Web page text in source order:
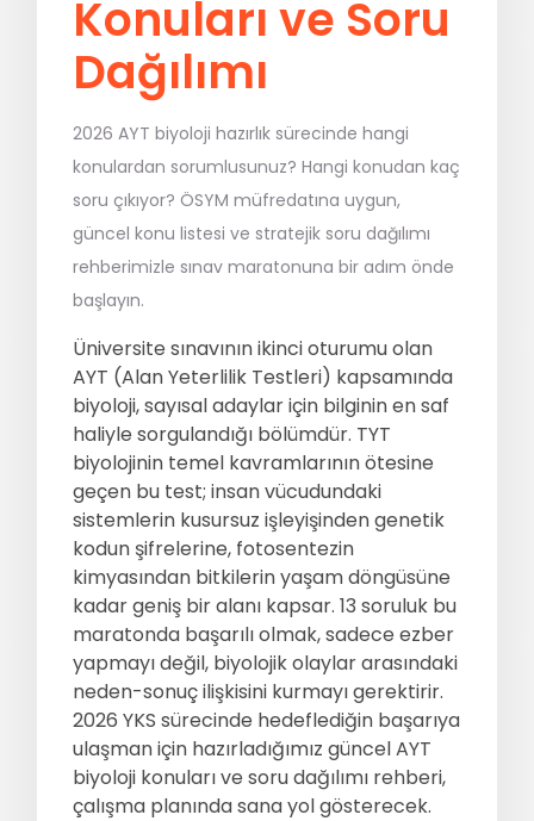
MSÜ
ALES
5. Sınıflar 6. Sınıflar
7. Sınıflar 8. Sınıflar / LGS
9. Sınıflar
11. Sınıflar 12. Sınıflar / YKS
Eğitmen Kadromuz Ücretsiz Kaynaklar
Katılımcı Görüşleri Blog
Sıkça Sorulan Sorular Hakkımızda
İletisim
Konuları ve Soru
Dağılımı
2026 AYT biyoloji hazırlık sürecinde hangi
konulardan sorumlusunuz? Hangi konudan kaç
soru çıkıyor? ÖSYM müfredatına uygun,
güncel konu listesi ve stratejik soru dağılımı
rehberimizle sınav maratonuna bir adım önde
başlayın.
Üniversite sınavının ikinci oturumu olan
AYT (Alan Yeterlilik Testleri) kapsamında
biyoloji, sayısal adaylar için bilginin en saf
haliyle sorgulandığı bölümdür. TYT
biyolojinin temel kavramlarının ötesine
geçen bu test; insan vücudundaki
sistemlerin kusursuz işleyişinden genetik
kodun şifrelerine, fotosentezin
kimyasından bitkilerin yaşam döngüsüne
kadar geniş bir alanı kapsar. 13 soruluk bu
maratonda başarılı olmak, sadece ezber
yapmayı değil, biyolojik olaylar arasındaki
neden-sonuç ilişkisini kurmayı gerektirir.
2026 YKS sürecinde hedeflediğin başarıya
ulaşman için hazırladığımız güncel AYT
biyoloji konuları ve soru dağılımı rehberi,
çalışma planında sana yol gösterecek.